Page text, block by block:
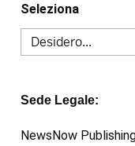
Seleziona
Sede Legale:
NewsNow